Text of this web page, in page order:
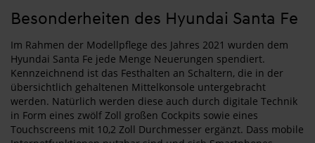
Besonderheiten des Hyundai Santa Fe
Im Rahmen der Modellpflege des Jahres 2021 wurden dem
Hyundai Santa Fe jede Menge Neuerungen spendiert.
Kennzeichnend ist das Festhalten an Schaltern, die in der
übersichtlich gehaltenen Mittelkonsole untergebracht
werden. Natürlich werden diese auch durch digitale Technik
in Form eines zwölf Zoll großen Cockpits sowie eines
Touchscreens mit 10,2 Zoll Durchmesser ergänzt. Dass mobile